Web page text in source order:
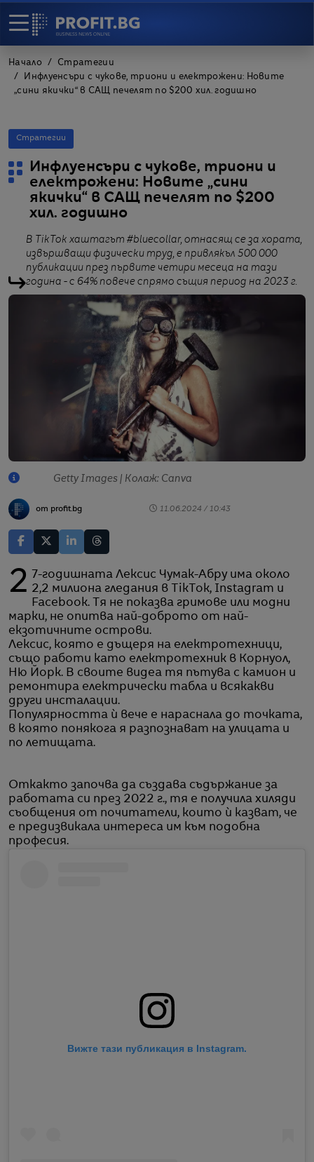
Начало
Стратегии
Инфлуенсъри с чукове, триони и електрожени: Новите
„сини якички“ в САЩ печелят по $200 хил. годишно
Стратегии
Инфлуенсъри с чукове, триони и
електрожени: Новите „сини
якички“ в САЩ печелят по $200
хил. годишно
В TikTok хаштагът #bluecollar, отнасящ се за хората,
извършващи физически труд, е привлякъл 500 000
публикации през първите четири месеца на тази
година - с 64% повече спрямо същия период на 2023 г.
Getty Images | Колаж: Canva
от profit.bg 11.06.2024 / 10:43
27-годишната Лексис Чумак-Абру има около 2,2 милиона гледания в TikTok, Instagram и
Facebook. Тя не показва гримове или модни
марки, не опитва най-доброто от най-
екзотичните острови.
Лексис, която е дъщеря на електротехници,
също работи като електротехник в Корнуол,
Ню Йорк. В своите видеа тя пътува с камион и
ремонтира електрически табла и всякакви
други инсталации.
Популярността ѝ вече е нараснала до точката,
в която понякога я разпознават на улицата и
по летищата.
Откакто започва да създава съдържание за
работата си през 2022 г., тя е получила хиляди
съобщения от почитатели, които ѝ казват, че
е предизвикала интереса им към подобна
професия.
Вижте тази публикация в Instagram.